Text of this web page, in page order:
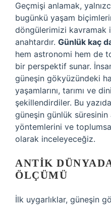
Geçmişi anlamak,
bugünkü yaşam
döngülerimizi kavramak
anahtardır. Günlük kaç
hem astronomi hem de
bir perspektif sunar.
güneşin gökyüzündeki
yaşamlarını, tarımı ve
şekillendirdiler. Bu
güneşin günlük süresinin
yöntemlerini ve
olarak inceleyeceğiz.
ANTIK
ÖLÇÜMÜ
İlk uygarlıklar, güneşin